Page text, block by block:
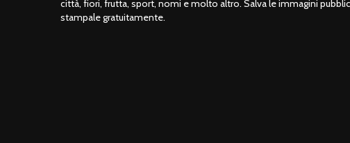
città, fiori, frutta, sport, nomi e molto altro. Salva le immagini
stampale gratuitamente.